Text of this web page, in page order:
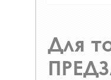
Для